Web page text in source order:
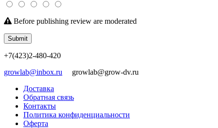
Before publishing review are moderated
Submit
+7(423)2-480-420
growlab@inbox.ru growlab@grow-dv.ru
Доставка
Обратная связь
Контакты
Политика конфиденциальности
Оферта